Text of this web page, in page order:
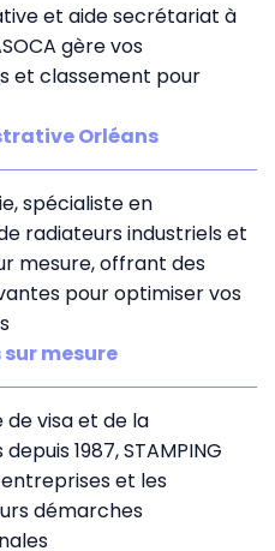
et aide secrétariat à
gère vos
et classement pour
Orléans
spécialiste en
radiateurs industriels et
mesure, offrant des
pour optimiser vos
mesure
visa et de la
1987, STAMPING
entreprises et les
démarches